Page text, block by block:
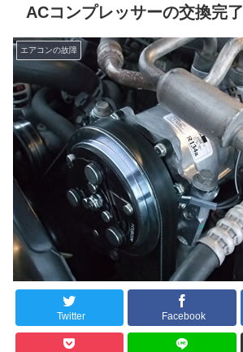
ACコンプレッサーの交換完了
エアコンの故障
Twitter Facebook